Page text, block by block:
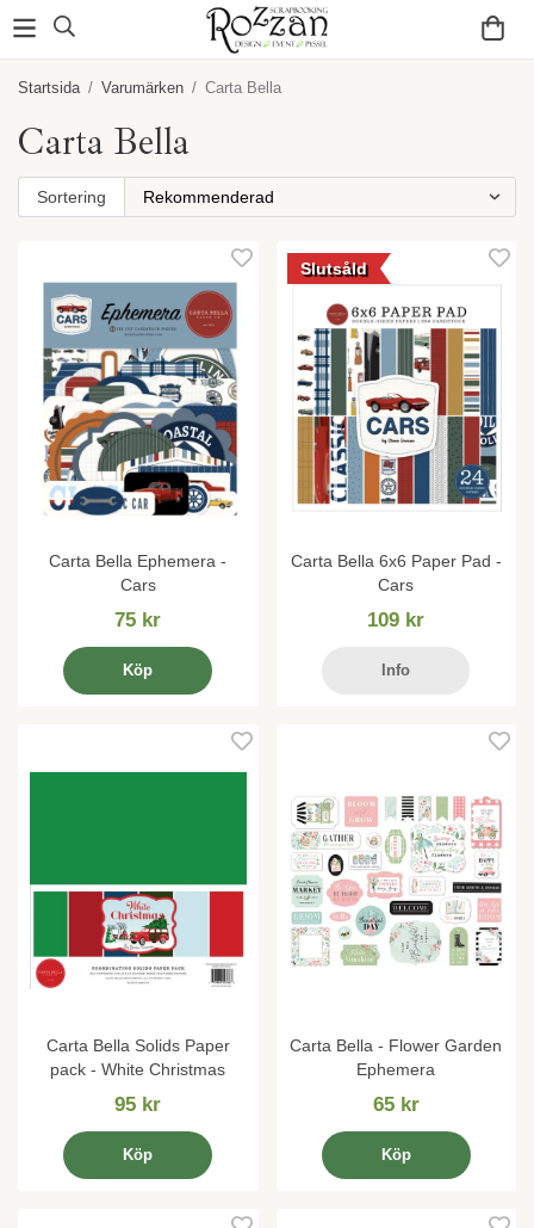
Startsida / Varumärken / Carta Bella
Carta Bella
Sortering
Carta Bella Ephemera -
Cars
75 kr
Köp
Slutsåld
Carta Bella 6x6 Paper Pad -
Cars
109 kr
Info
Carta Bella Solids Paper
pack - White Christmas
95 kr
Köp
Carta Bella - Flower Garden
Ephemera
65 kr
Köp